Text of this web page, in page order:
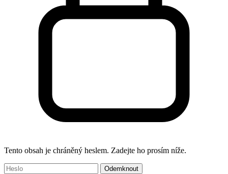
Tento obsah je chráněný heslem. Zadejte ho prosím níže.
Odemknout